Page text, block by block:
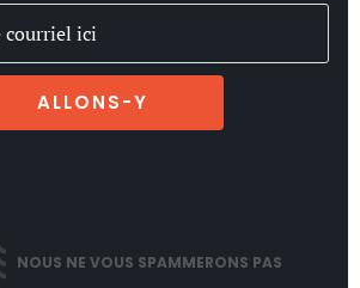
ALLONS-Y
NOUS NE VOUS SPAMMERONS PAS